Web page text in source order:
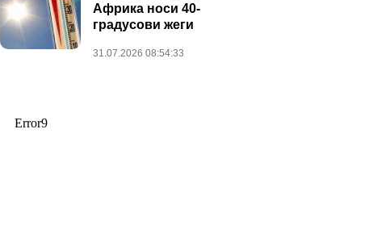
Африка носи 40-
градусови жеги
31.07.2026 08:54:33